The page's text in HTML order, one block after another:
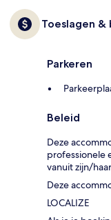
Toeslagen &
Parkeren
Beleid
Deze
professionele
vanuit zijn/
Deze
LOCALIZE